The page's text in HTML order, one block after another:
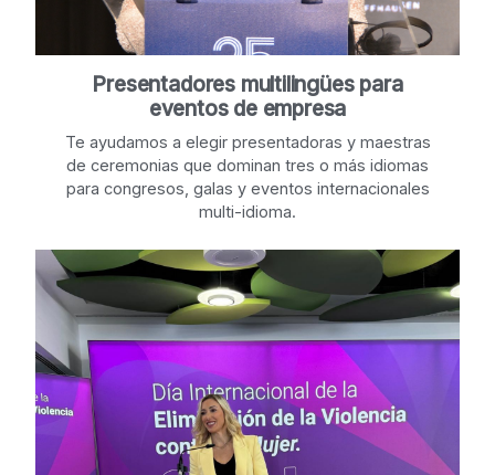
Presentadores multilingües para
eventos de empresa
Te ayudamos a elegir presentadoras y maestras
de ceremonias que dominan tres o más idiomas
para congresos, galas y eventos internacionales
multi-idioma.